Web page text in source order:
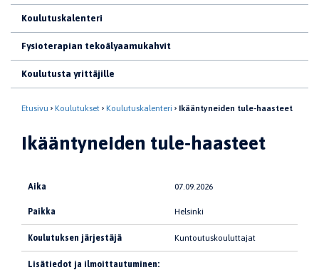
Koulutuskalenteri
Fysioterapian tekoälyaamukahvit
Koulutusta yrittäjille
Etusivu Koulutukset Koulutuskalenteri Ikääntyneiden tule-haasteet
Ikääntyneiden tule-haasteet
Aika 07.09.2026
Paikka Helsinki
Koulutuksen järjestäjä Kuntoutuskouluttajat
Lisätiedot ja ilmoittautuminen: